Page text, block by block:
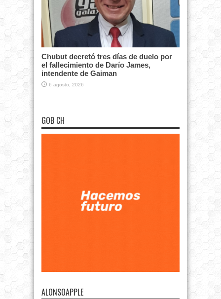
Chubut decretó tres días de duelo por
el fallecimiento de Darío James,
intendente de Gaiman
6 agosto, 2026
GOB CH
ALONSOAPPLE